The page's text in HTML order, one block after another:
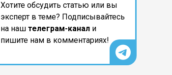
Хотите обсудить статью или вы
эксперт в теме? Подписывайтесь
на наш телеграм-канал и
пишите нам в комментариях!